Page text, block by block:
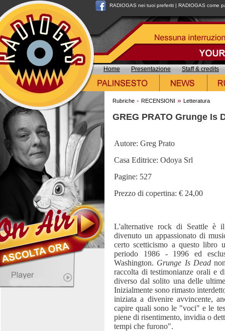
RADIOGAS nei tuoi preferiti | RADIOGAS come
Home Presentazione Staff & credits
Rubriche - RECENSIONI » Letteratura
GREG PRATO Grunge Is
Autore: Greg Prato
Casa Editrice: Odoya Srl
Pagine: 527
Prezzo di copertina: € 24,00
L'alternative rock di Seattle è
divenuto un appassionato di
certo scetticismo a questo libro
periodo 1986 - 1996 ed
Washington. Grunge Is Dead
raccolta di testimonianze orali e
diverso dal solito una delle
Inizialmente sono rimasto
iniziata a divenire avvincente,
capire quali sono le "voci" e le
piene di risentimento, invidia o
tempi che furono".